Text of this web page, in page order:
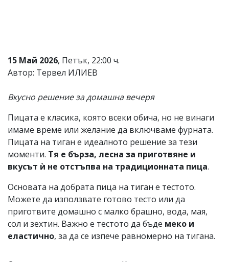
от
читателите
и
не
носи
за
тях!
Ако
откриете
обиден
за
коментар,
моля
сигнализирайте
ни!
15 Май 2026, Петък, 22:00 ч.
Автор: Тервел ИЛИЕВ
Вкусно решение за домашна вечеря
Пицата е класика, която всеки обича, но не винаги
имаме време или желание да включваме фурната.
Пицата на тиган е идеалното решение за тези
моменти. Тя е бърза, лесна за приготвяне и
вкусът ѝ не отстъпва на традиционната пица.
Основата на добрата пица на тиган е тестото.
Можете да използвате готово тесто или да
приготвите домашно с малко брашно, вода, мая,
сол и зехтин. Важно е тестото да бъде меко и
еластично, за да се изпече равномерно на тигана.